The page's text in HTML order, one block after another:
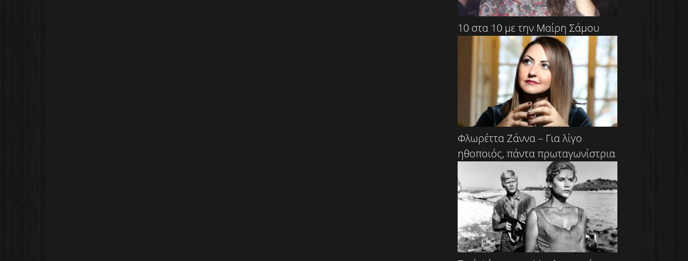
10 στα 10 με την Μαίρη Σάμου
Φλωρέττα Ζάννα – Για λίγο
ηθοποιός, πάντα πρωταγωνίστρια